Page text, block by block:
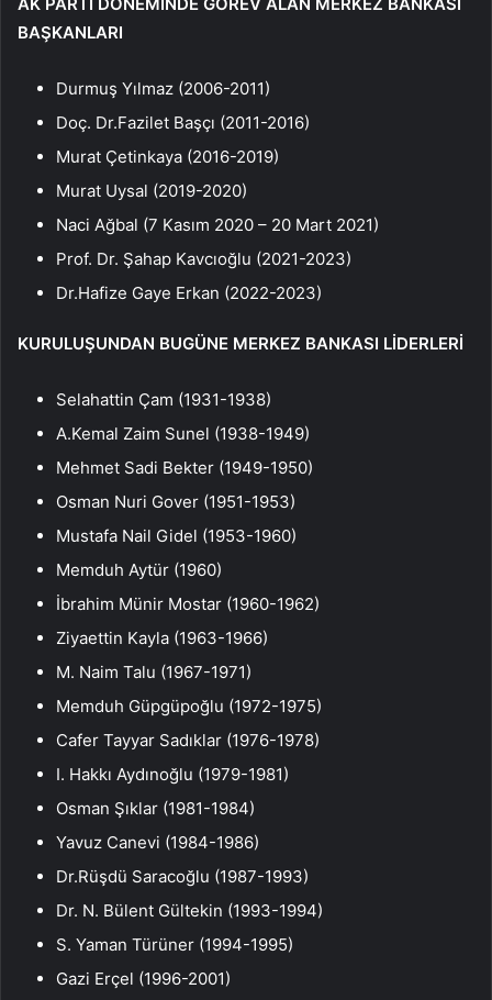
BAŞKANLARI
Durmuş Yılmaz (2006-2011)
Doç. Dr.Fazilet Başçı (2011-2016)
Murat Çetinkaya (2016-2019)
Murat Uysal (2019-2020)
Naci Ağbal (7 Kasım 2020 – 20 Mart 2021)
Prof. Dr. Şahap Kavcıoğlu (2021-2023)
Dr.Hafize Gaye Erkan (2022-2023)
KURULUŞUNDAN BUGÜNE MERKEZ BANKASI LİDERLERİ
Selahattin Çam (1931-1938)
A.Kemal Zaim Sunel (1938-1949)
Mehmet Sadi Bekter (1949-1950)
Osman Nuri Gover (1951-1953)
Mustafa Nail Gidel (1953-1960)
Memduh Aytür (1960)
İbrahim Münir Mostar (1960-1962)
Ziyaettin Kayla (1963-1966)
M. Naim Talu (1967-1971)
Memduh Güpgüpoğlu (1972-1975)
Cafer Tayyar Sadıklar (1976-1978)
I. Hakkı Aydınoğlu (1979-1981)
Osman Şıklar (1981-1984)
Yavuz Canevi (1984-1986)
Dr.Rüşdü Saracoğlu (1987-1993)
Dr. N. Bülent Gültekin (1993-1994)
S. Yaman Türüner (1994-1995)
Gazi Erçel (1996-2001)